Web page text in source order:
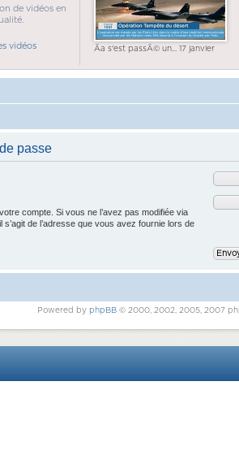
de vidéos en
vidéos Ãa s'est passÃ© un... 17 janvier
passe
compte. Si vous ne l’avez pas modifiée via
s’agit de l’adresse que vous avez fournie lors de
Powered by phpBB© 2000, 2002, 2005, 2007